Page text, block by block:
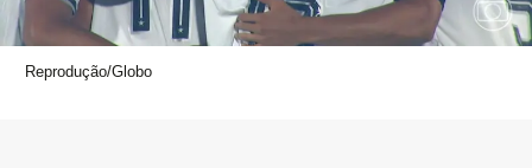
Reprodução/Globo